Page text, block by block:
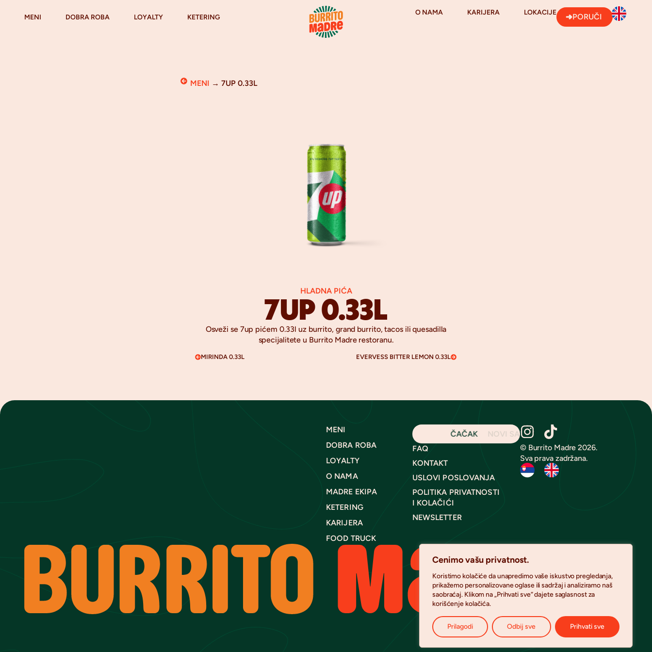
Cenimo vašu privatnost.
Koristimo kolačiće da unapredimo vaše iskustvo pregledanja,
prikažemo personalizovane oglase ili sadržaj i analiziramo naš
saobraćaj. Klikom na „Prihvati sve“ dajete saglasnost za
korišćenje kolačića.
Prilagodi Odbij sve Prihvati sve
MENI DOBRA ROBA LOYALTY KETERING
O NAMA KARIJERA LOKACIJE PORUČI
MENI → 7UP 0.33L
HLADNA PIĆA
7UP 0.33L
Osveži se 7up pićem 0.33l uz burrito, grand burrito, tacos ili quesadilla
specijalitete u Burrito Madre restoranu.
MIRINDA 0.33L EVERVESS BITTER LEMON 0.33L
MENI
DOBRA ROBA
LOYALTY
O NAMA
MADRE EKIPA
KETERING
KARIJERA
FOOD TRUCK
ČAČAK
FAQ
KONTAKT
USLOVI POSLOVANJA
POLITIKA PRIVATNOSTI
I KOLAČIĆI
NEWSLETTER
© Burrito Madre 2026.
Sva prava zadržana.